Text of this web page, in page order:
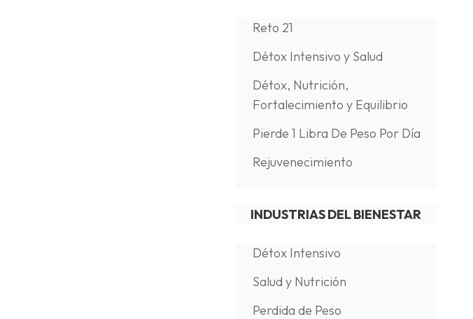
Reto 21
Détox Intensivo y Salud
Détox, Nutrición,
Fortalecimiento y Equilibrio
Pierde 1 Libra De Peso Por Día
Rejuvenecimiento
INDUSTRIAS DEL BIENESTAR
Détox Intensivo
Salud y Nutrición
Perdida de Peso